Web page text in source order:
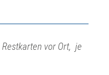
vor Ort, je